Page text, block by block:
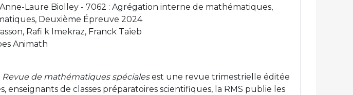
Laure Biolley - 7062 : Agrégation interne de mathématiques,
Deuxième Épreuve 2024
Rafi k Imekraz, Franck Taïeb
Animath
Revue de mathématiques spécialesest une revue trimestrielle éditée
enseignants de classes préparatoires scientifiques, la RMS publie les